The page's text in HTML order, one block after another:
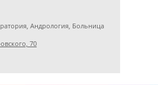
Андрология, Больница
70